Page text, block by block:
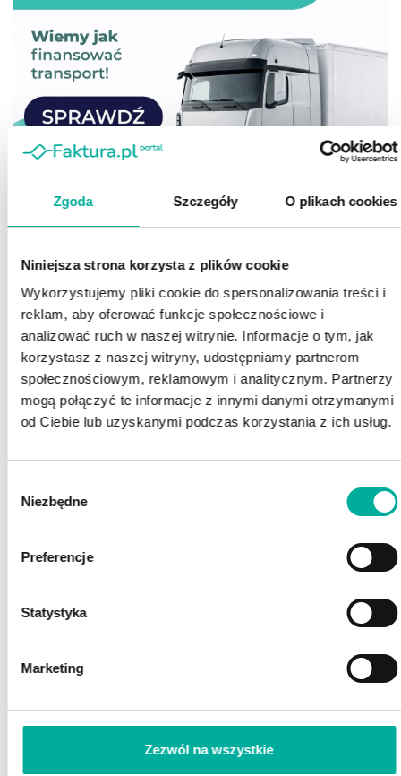
Zgoda Szczegóły O plikach cookies
Niniejsza strona korzysta z plików cookie
Wykorzystujemy pliki cookie do spersonalizowania treści i
reklam, aby oferować funkcje społecznościowe i
analizować ruch w naszej witrynie. Informacje o tym, jak
korzystasz z naszej witryny, udostępniamy partnerom
społecznościowym, reklamowym i analitycznym. Partnerzy
mogą połączyć te informacje z innymi danymi otrzymanymi
od Ciebie lub uzyskanymi podczas korzystania z ich usług.
zgody
Niezbędne
Preferencje
Statystyka
Marketing
Zezwól na wszystkie